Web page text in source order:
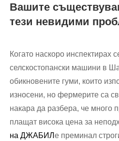
Вашите
тези невидими
Когато наскоро инспектирах
селскостопански машини в
обикновените гуми, които
износени, но фермерите са
накара да разбера, че много
плащат висока цена за
на ДЖАБИЛе преминал